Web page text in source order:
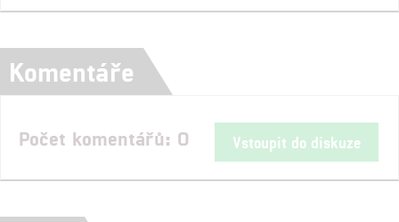
Komentáře
Počet komentářů: 0 Vstoupit do diskuze